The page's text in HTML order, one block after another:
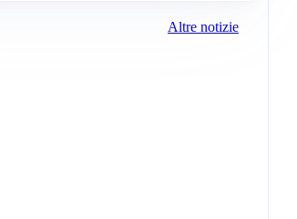
Altre notizie